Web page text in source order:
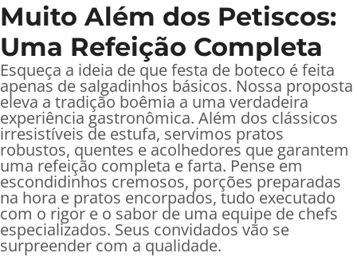
Muito Além dos Petiscos:
Uma Refeição Completa
Esqueça a ideia de que festa de boteco é feita
apenas de salgadinhos básicos. Nossa proposta
eleva a tradição boêmia a uma verdadeira
experiência gastronômica. Além dos clássicos
irresistíveis de estufa, servimos pratos
robustos, quentes e acolhedores que garantem
uma refeição completa e farta. Pense em
escondidinhos cremosos, porções preparadas
na hora e pratos encorpados, tudo executado
com o rigor e o sabor de uma equipe de chefs
especializados. Seus convidados vão se
surpreender com a qualidade.